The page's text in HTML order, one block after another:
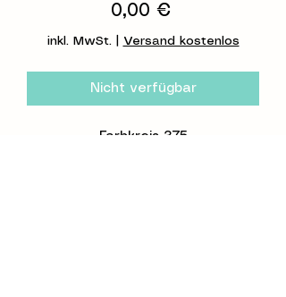
0,00 €Preis
inkl. MwSt. Versand kostenlos
Nicht verfügbar
Farbkreis 375